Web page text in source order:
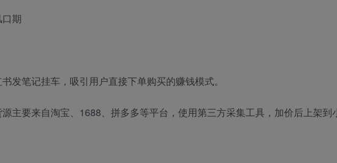
期
发笔记挂车，吸引用户直接下单购买的赚钱模式。
主要来自淘宝、1688、拼多多等平台，使用第三方采集工具，加价后上架